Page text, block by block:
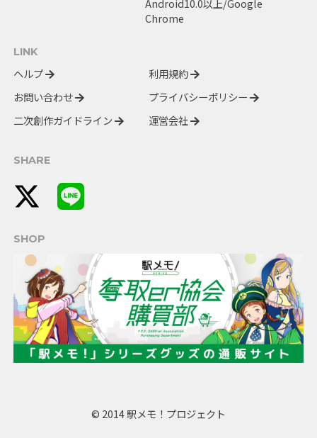
Android10.0以上/Google
Chrome
LINK
ヘルプ
利用規約
お問い合わせ
プライバシーポリシー
二次創作ガイドライン
運営会社
SHARE
SHOP
© 2014 駅メモ！プロジェクト